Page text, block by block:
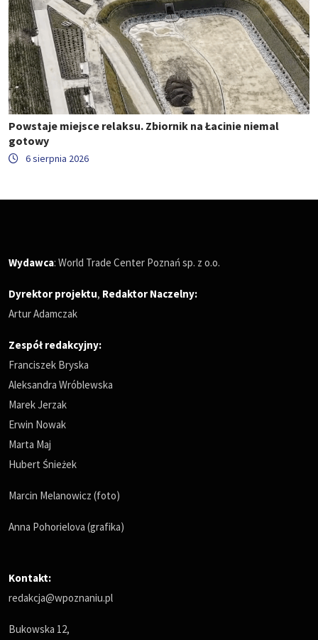
Powstaje miejsce relaksu. Zbiornik na Łacinie niemal
gotowy
6 sierpnia 2026
Wydawca: World Trade Center Poznań sp. z o.o.
Dyrektor projektu, Redaktor Naczelny:
Artur Adamczak
Zespół redakcyjny:
Franciszek Bryska
Aleksandra Wróblewska
Marek Jerzak
Erwin Nowak
Marta Maj
Hubert Śnieżek
Marcin Melanowicz (foto)
Anna Pohorielova (grafika)
Kontakt:
redakcja@wpoznaniu.pl
Bukowska 12,